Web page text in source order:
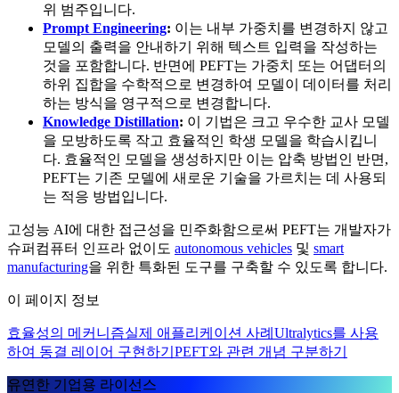
위 범주입니다.
Prompt Engineering: 이는 내부 가중치를 변경하지 않고
모델의 출력을 안내하기 위해 텍스트 입력을 작성하는
것을 포함합니다. 반면에 PEFT는 가중치 또는 어댑터의
하위 집합을 수학적으로 변경하여 모델이 데이터를 처리
하는 방식을 영구적으로 변경합니다.
Knowledge Distillation: 이 기법은 크고 우수한 교사 모델
을 모방하도록 작고 효율적인 학생 모델을 학습시킵니
다. 효율적인 모델을 생성하지만 이는 압축 방법인 반면,
PEFT는 기존 모델에 새로운 기술을 가르치는 데 사용되
는 적응 방법입니다.
고성능 AI에 대한 접근성을 민주화함으로써 PEFT는 개발자가
슈퍼컴퓨터 인프라 없이도 autonomous vehicles 및 smart
manufacturing을 위한 특화된 도구를 구축할 수 있도록 합니다.
이 페이지 정보
효율성의 메커니즘실제 애플리케이션 사례 Ultralytics를 사용
하여 동결 레이어 구현하기 PEFT와 관련 개념 구분하기
유연한 기업용 라이선스